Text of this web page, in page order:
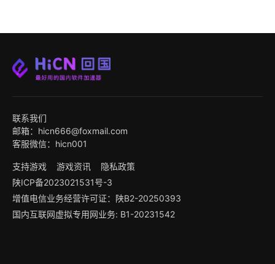
联系我们
邮箱：hicn666@foxmail.com
客服微信：hicn001
支持游戏 游戏资讯
隐私政策
陕ICP备2023021531号-3
增值电信业务经营许可证：陕B2-20250393
国内互联网虚拟专用网业务: B1-20231542